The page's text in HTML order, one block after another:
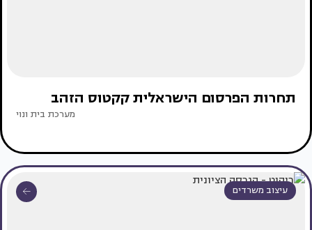
תחרות הפרסום הישראלית קקטוס הזהב
מערכת בית ונוי
עיצוב משרדים